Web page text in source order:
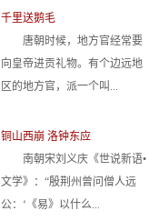
千里送鹅毛
唐朝时候，地方官经常要
向皇帝进贡礼物。有个边远地
区的地方官，派一个叫...
铜山西崩 洛钟东应
南朝宋刘义庆《世说新语•
文学》：“殷荆州曾问僧人远
公：‘《易》以什么...